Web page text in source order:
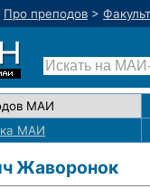
Про преподов >
МАИ
МАИ
Жаворонок